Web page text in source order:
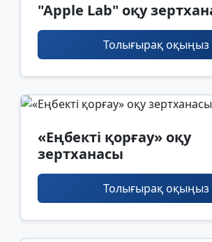
"Apple Lab" оқу
Толығырақ оқыңыз
«Еңбекті қорғау» оқу
зертханасы
Толығырақ оқыңыз